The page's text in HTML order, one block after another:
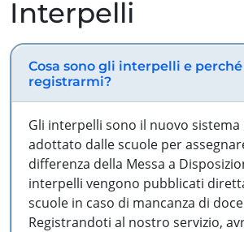
Interpelli
Cosa sono gli interpelli e
registrarmi?
Gli interpelli sono il nuovo
adottato dalle scuole per
differenza della Messa a
interpelli vengono pubblicati
scuole in caso di mancanza di
Registrandoti al nostro servizio,